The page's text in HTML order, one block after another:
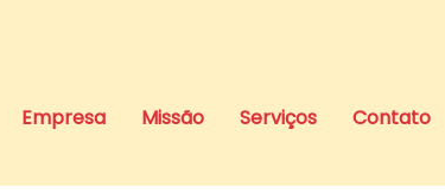
Empresa Missão Serviços Contato